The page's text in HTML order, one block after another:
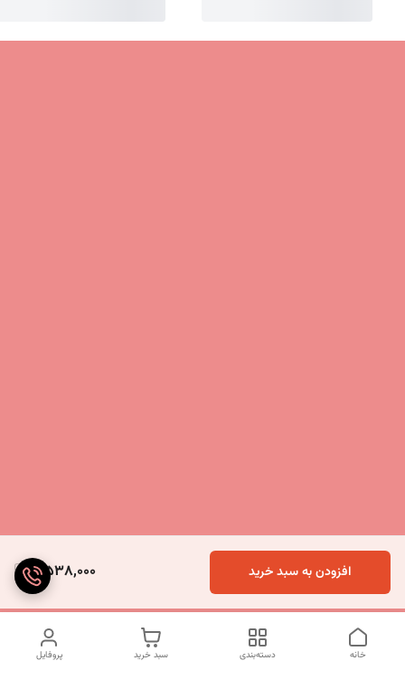
5,538,000 افزودن به سبد خرید
پروفایل سبد خرید دسته‌بندی خانه